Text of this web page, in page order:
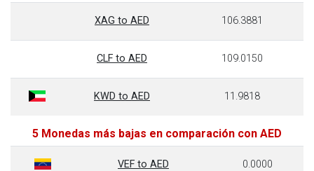
XAG to AED 106.3881
CLF to AED 109.0150
KWD to AED 11.9818
5 Monedas más bajas en comparación con AED
VEF to AED 0.0000